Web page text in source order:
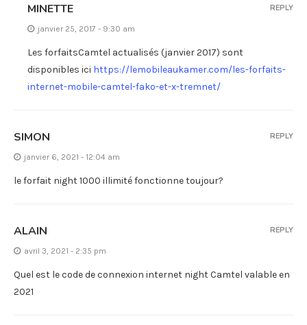
MINETTE
janvier 25, 2017 - 9:30 am
Les forfaitsCamtel actualisés (janvier 2017) sont
disponibles ici https://lemobileaukamer.com/les-forfaits-
internet-mobile-camtel-fako-et-x-tremnet/
REPLY
SIMON
janvier 6, 2021 - 12:04 am
le forfait night 1000 illimité fonctionne toujour?
REPLY
ALAIN
avril 3, 2021 - 2:35 pm
Quel est le code de connexion internet night Camtel valable en
2021
REPLY